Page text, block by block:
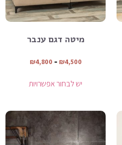
מיטה דגם ענבר
₪4,500
–
₪4,800
יש לבחור אפשרויות